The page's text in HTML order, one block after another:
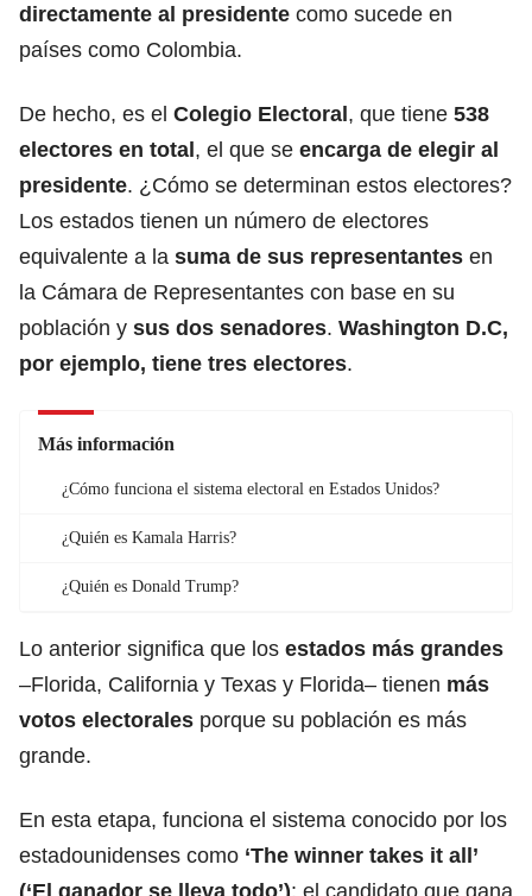
directamente al presidente como sucede en
países como Colombia.
De hecho, es el Colegio Electoral, que tiene 538
electores en total, el que se encarga de elegir al
presidente. ¿Cómo se determinan estos electores?
Los estados tienen un número de electores
equivalente a la suma de sus representantes en
la Cámara de Representantes con base en su
población y sus dos senadores. Washington D.C,
por ejemplo, tiene tres electores.
Más información
¿Cómo funciona el sistema electoral en Estados Unidos?
¿Quién es Kamala Harris?
¿Quién es Donald Trump?
Lo anterior significa que los estados más grandes
–Florida, California y Texas y Florida– tienen más
votos electorales porque su población es más
grande.
En esta etapa, funciona el sistema conocido por los
estadounidenses como ‘The winner takes it all’
(‘El ganador se lleva todo’): el candidato que gana